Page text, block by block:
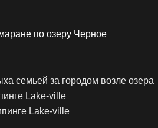
по озеру Черное